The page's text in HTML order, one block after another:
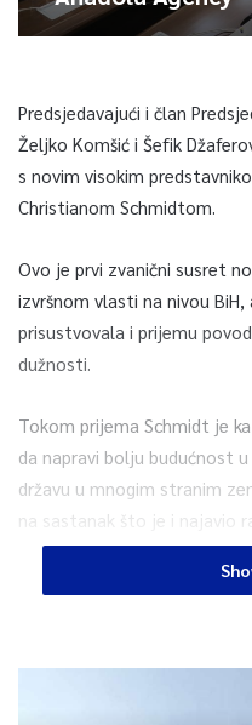
Predsjedavajući i član
Željko Komšić i Šefik
s novim visokim
Christianom Schmidtom.
Ovo je prvi zvanični susret
izvršnom vlasti na nivou BiH,
prisustvovala i prijemu
dužnosti.
Tokom prijema Schmidt je
da napravi bolju budućnost
državu u mnogim stranim
na sastanak što je i najavio
mandat novog visokog
bojkotuje rad državnih
Schmidt je između ostalog